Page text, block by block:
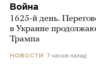
Война
1625-й день.
в Украине
Трампа
НОВОСТИ 7 часов назад